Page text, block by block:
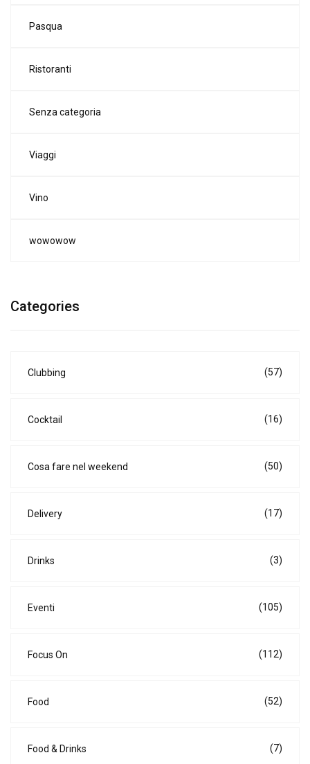
Pasqua
Ristoranti
Senza categoria
Viaggi
Vino
wowowow
Categories
Clubbing (57)
Cocktail (16)
Cosa fare nel weekend (50)
Delivery (17)
Drinks (3)
Eventi (105)
Focus On (112)
Food (52)
Food & Drinks (7)